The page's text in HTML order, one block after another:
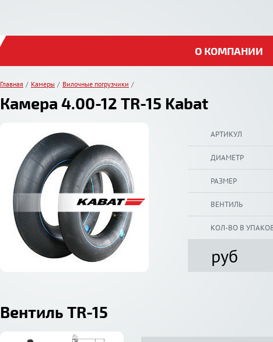
О КОМПАНИИ
Главная Камеры Вилочные погрузчики
Камера 4.00-12 TR-15 Kabat
АРТИКУЛ
ДИАМЕТР
РАЗМЕР
ВЕНТИЛЬ
КОЛ-ВО В
руб
Вентиль TR-15